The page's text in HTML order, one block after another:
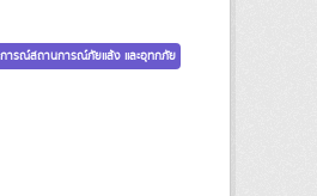
การณ์สถานการณ์ภัยแล้ง และอุทกภัย